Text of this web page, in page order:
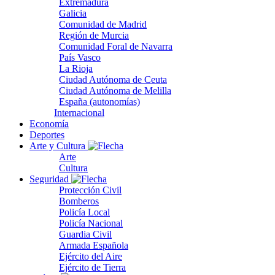
Extremadura
Galicia
Comunidad de Madrid
Región de Murcia
Comunidad Foral de Navarra
País Vasco
La Rioja
Ciudad Autónoma de Ceuta
Ciudad Autónoma de Melilla
España (autonomías)
Internacional
Economía
Deportes
Arte y Cultura
Arte
Cultura
Seguridad
Protección Civil
Bomberos
Policía Local
Policía Nacional
Guardia Civil
Armada Española
Ejército del Aire
Ejército de Tierra